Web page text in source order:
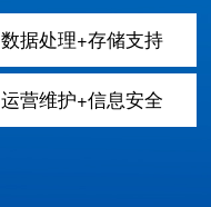
数据处理+存储支持
运营维护+信息安全